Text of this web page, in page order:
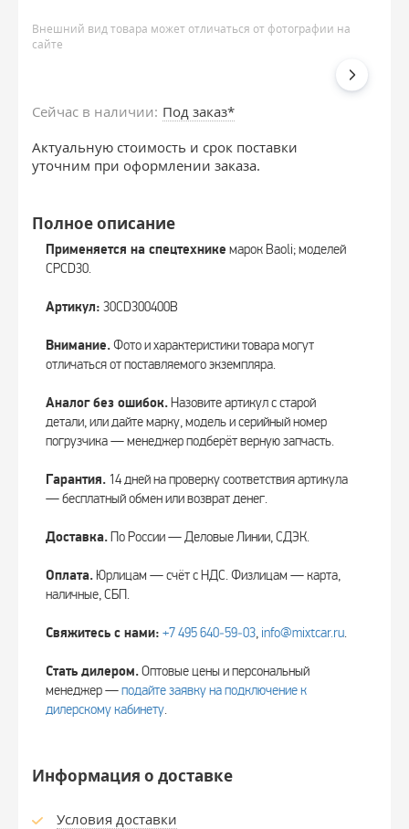
Внешний вид товара может отличаться от фотографии на
сайте
Сейчас в наличии: Под заказ*
Актуальную стоимость и срок поставки
уточним при оформлении заказа.
Полное описание
Применяется на спецтехнике марок Baoli; моделей
CPCD30.
Артикул: 30CD300400B
Внимание.Фото и характеристики товара могут
отличаться от поставляемого экземпляра.
Аналог без ошибок.Назовите артикул с старой
детали, или дайте марку, модель и серийный номер
погрузчика — менеджер подберёт верную запчасть.
Гарантия. 14 дней на проверку соответствия артикула
— бесплатный обмен или возврат денег.
Доставка.По России — Деловые Линии, СДЭК.
Оплата. Юрлицам — счёт с НДС. Физлицам — карта,
наличные, СБП.
Свяжитесь с нами: +7 495 640‑59‑03, info@mixtcar.ru.
Стать дилером.Оптовые цены и персональный
менеджер —подайте заявку на подключение к
дилерскому кабинету.
Информация о доставке
Условия доставки